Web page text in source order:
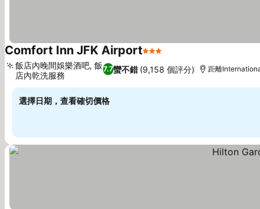
Comfort Inn JFK Airport3 星級
7.7蠻不錯 (9,158 個評分)
飯店內晚間娛樂酒吧, 飯
店內乾洗服務
距離
選擇日期，查看確切價格